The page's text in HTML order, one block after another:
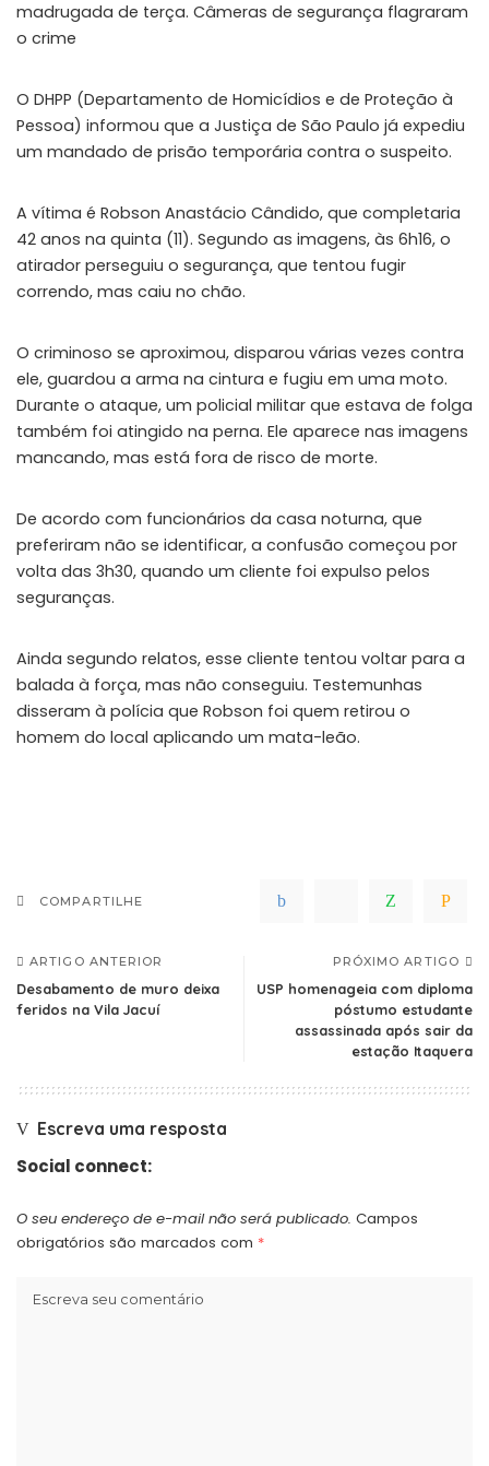
madrugada de terça. Câmeras de segurança flagraram
o crime
O DHPP (Departamento de Homicídios e de Proteção à
Pessoa) informou que a Justiça de São Paulo já expediu
um mandado de prisão temporária contra o suspeito.
A vítima é Robson Anastácio Cândido, que completaria
42 anos na quinta (11). Segundo as imagens, às 6h16, o
atirador perseguiu o segurança, que tentou fugir
correndo, mas caiu no chão.
O criminoso se aproximou, disparou várias vezes contra
ele, guardou a arma na cintura e fugiu em uma moto.
Durante o ataque, um policial militar que estava de folga
também foi atingido na perna. Ele aparece nas imagens
mancando, mas está fora de risco de morte.
De acordo com funcionários da casa noturna, que
preferiram não se identificar, a confusão começou por
volta das 3h30, quando um cliente foi expulso pelos
seguranças.
Ainda segundo relatos, esse cliente tentou voltar para a
balada à força, mas não conseguiu. Testemunhas
disseram à polícia que Robson foi quem retirou o
homem do local aplicando um mata-leão.
COMPARTILHE
ARTIGO ANTERIOR
Desabamento de muro deixa
feridos na Vila Jacuí
PRÓXIMO ARTIGO
USP homenageia com diploma
póstumo estudante
assassinada após sair da
estação Itaquera
Escreva uma resposta
Social connect:
O seu endereço de e-mail não será publicado. Campos
obrigatórios são marcados com *